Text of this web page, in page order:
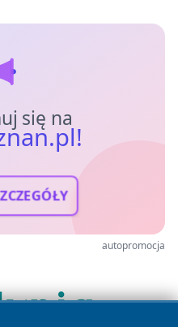
się na
autopromocja